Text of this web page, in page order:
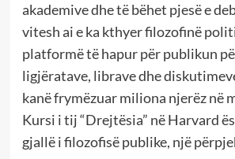
akademive dhe të bëhet pjesë e
vitesh ai e ka kthyer filozofinë
platformë të hapur për publikun
ligjëratave, librave dhe
kanë frymëzuar miliona njerëz në
Kursi i tij “Drejtësia” në Harvard
gjallë i filozofisë publike, një